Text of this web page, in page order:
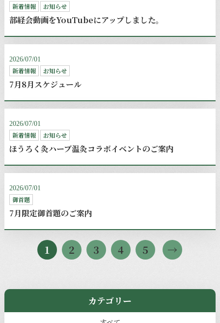
新着情報 お知らせ
部経会動画をYouTubeにアップしました。
2026/07/01
新着情報 お知らせ
7月8月スケジュール
2026/07/01
新着情報 お知らせ
ほうろく灸ハーブ温灸コラボイベントのご案内
2026/07/01
御首題
7月限定御首題のご案内
1 2 3 4 5
カテゴリー